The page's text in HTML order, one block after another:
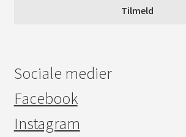
Tilmeld
Sociale medier
Facebook
Instagram